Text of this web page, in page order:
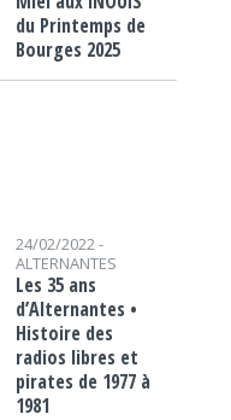
du Printemps de
Bourges 2025
24/02/2022 -
ALTERNANTES
Les 35 ans
d’Alternantes •
Histoire des
radios libres et
pirates de 1977 à
1981